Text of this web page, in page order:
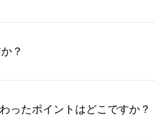
？
ったポイントはどこですか？